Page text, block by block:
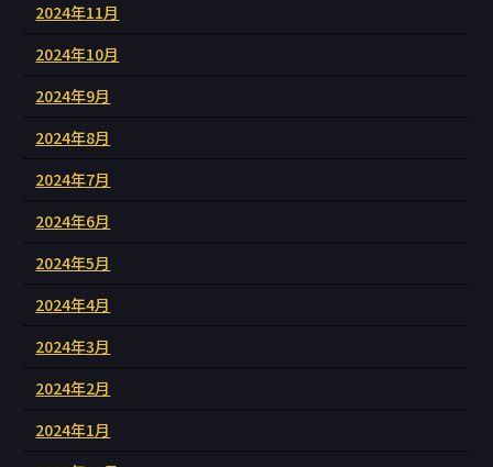
2024年11月
2024年10月
2024年9月
2024年8月
2024年7月
2024年6月
2024年5月
2024年4月
2024年3月
2024年2月
2024年1月